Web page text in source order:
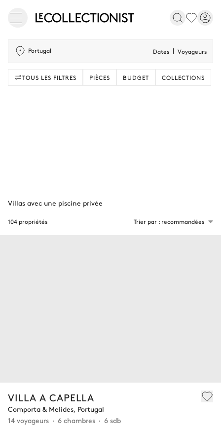
Portugal Dates Voyageurs
TOUS LES FILTRES PIÈCES BUDGET COLLECTIONS
VILLA A CAPELLA
Comporta & Melides, Portugal
14 voyageurs
6 chambres 6 sdb
104 propriétés Trier par : recommandées
Villas avec une piscine privée